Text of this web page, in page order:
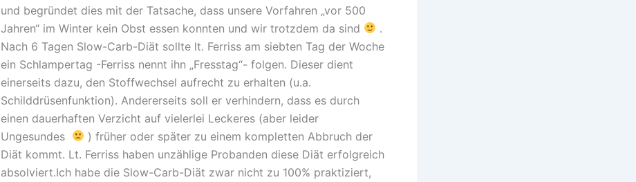
und begründet dies mit der Tatsache, dass unsere Vorfahren „vor 500
Jahren“ im Winter kein Obst essen konnten und wir trotzdem da sind
.
Nach 6 Tagen Slow-Carb-Diät sollte lt. Ferriss am siebten Tag der Woche
ein Schlampertag -Ferriss nennt ihn „Fresstag“- folgen. Dieser dient
einerseits dazu, den Stoffwechsel aufrecht zu erhalten (u.a.
Schilddrüsenfunktion). Andererseits soll er verhindern, dass es durch
einen dauerhaften Verzicht auf vielerlei Leckeres (aber leider
Ungesundes
) früher oder später zu einem kompletten Abbruch der
Diät kommt. Lt. Ferriss haben unzählige Probanden diese Diät erfolgreich
absolviert.Ich habe die Slow-Carb-Diät zwar nicht zu 100% praktiziert,